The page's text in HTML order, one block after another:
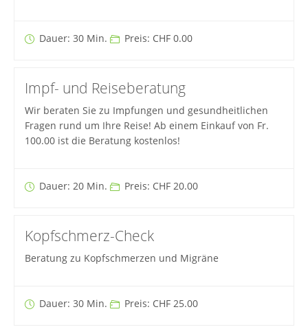
Dauer: 30 Min. Preis: CHF 0.00
Impf- und Reiseberatung
Wir beraten Sie zu Impfungen und gesundheitlichen
Fragen rund um Ihre Reise! Ab einem Einkauf von Fr.
100.00 ist die Beratung kostenlos!
Dauer: 20 Min. Preis: CHF 20.00
Kopfschmerz-Check
Beratung zu Kopfschmerzen und Migräne
Dauer: 30 Min. Preis: CHF 25.00